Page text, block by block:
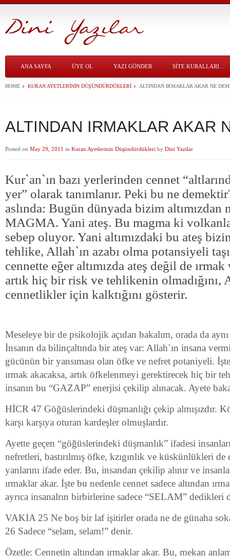
ANA SAYFA ÜYE OL YAZI GÖNDER SITE KURALLARI…
HOME KURAN AYETLERININ DÜŞÜNDÜRDÜKLERI ALTINDAN IRMAKLAR AKAR NE
ALTINDAN IRMAKLAR AKAR
Posted on May 29, 2011 in Kuran Ayetlerinin Düşündürdükleri by Dini Yazilar
Kur`an`ın bazı yerlerinden cennet
yer” olarak tanımlanır. Peki bu ne
aslında: Bugün dünyada bizim altımızdan
MAGMA. Yani ateş. Bu magma ki
sebep oluyor. Yani altımızdaki bu ateş
tehlike, Allah`ın azabı olma potansiyeli
cennette eğer altımızda ateş değil de
artık hiç bir risk ve tehlikenin olmadığını,
cennetlikler için kalktığını gösterir.
Meseleye bir de psikolojik açıdan bakalım, orada da
İnsanın da bilinçaltında bir ateş var: Allah`ın insana
gücünün bir yansıması olan öfke ve nefret potaniyeli.
ırmak akacaksa, artık öfkelenmeyi gerektirecek hiç bir
insanın bu “GAZAP” enerjisi çekilip alınacak. Ayete
HİCR 47 Göğüslerindeki düşmanlığı çekip almışızdır.
karşı karşıya oturan kardeşler olmuşlardır.
Ayette geçen “göğüslerindeki düşmanlık” ifadesi
nefretleri, bastırılmış öfke, kzıgınlık ve küskünlükleri
yanlarını ifade eder. Bu, insandan çekilip alınır ve
ırmaklar akar. İşte bu nedenle cennet sadece altından
ayrıca insanalrın birbirlerine sadece “SELAM” dedikleri
VAKIA 25 Ne boş bir laf işitirler orada ne de günaha
26 Sadece “selam, selam!” denir.
Özetle: Cennetin altından ırmaklar akar. Bu, mekan